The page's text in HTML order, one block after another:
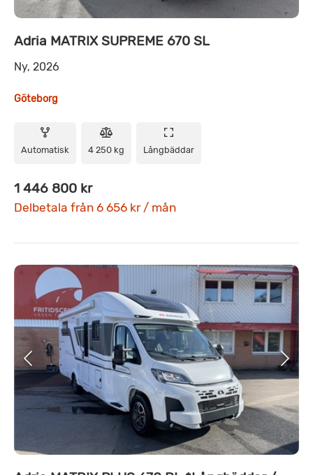
Adria MATRIX SUPREME 670 SL
Ny, 2026
Göteborg
Automatisk 4 250 kg Långbäddar
1 446 800 kr
Delbetala från 6 656 kr / mån